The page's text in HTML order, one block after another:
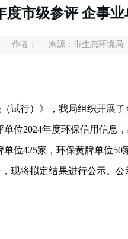
度市级参评 企事
作者： 来源：市生态环境局
行）》，我局组织开展了
位2024年度环保信用信
位425家，环保黄牌单位50
将拟定结果进行公示。公